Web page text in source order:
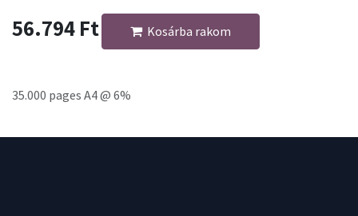
56.794Ft Kosárba rakom
35.000 pages A4 @ 6%